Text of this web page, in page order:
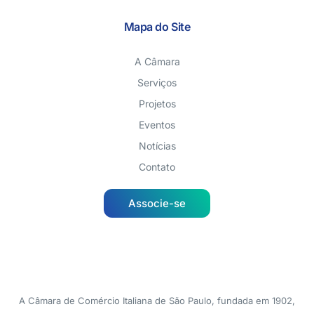
Mapa do Site
A Câmara
Serviços
Projetos
Eventos
Notícias
Contato
Associe-se
A Câmara de Comércio Italiana de São Paulo, fundada em 1902,